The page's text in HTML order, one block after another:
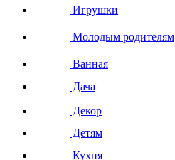
Игрушки
Молодым родителям
Ванная
Дача
Декор
Детям
Кухня